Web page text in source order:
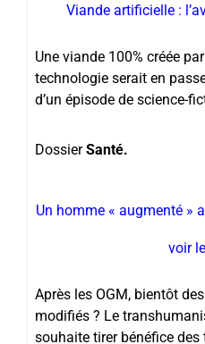
Viande artificielle :
Une viande 100% créée
technologie serait en
d’un épisode de science-
DossierSanté.
Un homme « augmenté »
voir
Après les OGM, bientôt
modifiés ? Le
souhaite tirer bénéfice